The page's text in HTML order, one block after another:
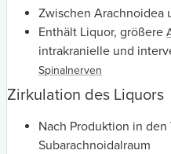
Zwischen Arachnoidea
Enthält Liquor, größere
intrakranielle und
Spinalnerven
Zirkulation des Liquors
Nach Produktion in
Subarachnoidalraum